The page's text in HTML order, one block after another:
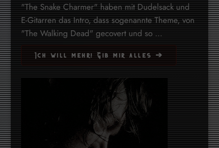
"The Snake Charmer" haben mit Dudelsack und
E-Gitarren das Intro, dass sogenannte Theme, von
"The Walking Dead" gecovert und so ...
Ich will mehr! Gib mir alles ➔